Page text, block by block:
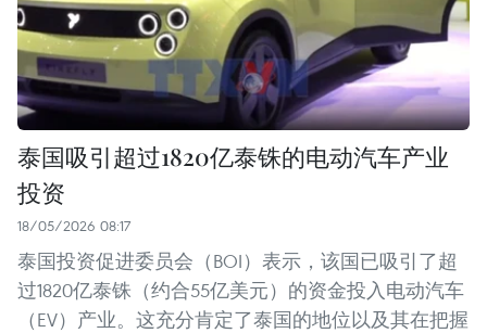
泰国吸引超过1820亿泰铢的电动汽车产业
投资
18/05/2026 08:17
泰国投资促进委员会（BOI）表示，该国已吸引了超
过1820亿泰铢（约合55亿美元）的资金投入电动汽车
（EV）产业。这充分肯定了泰国的地位以及其在把握